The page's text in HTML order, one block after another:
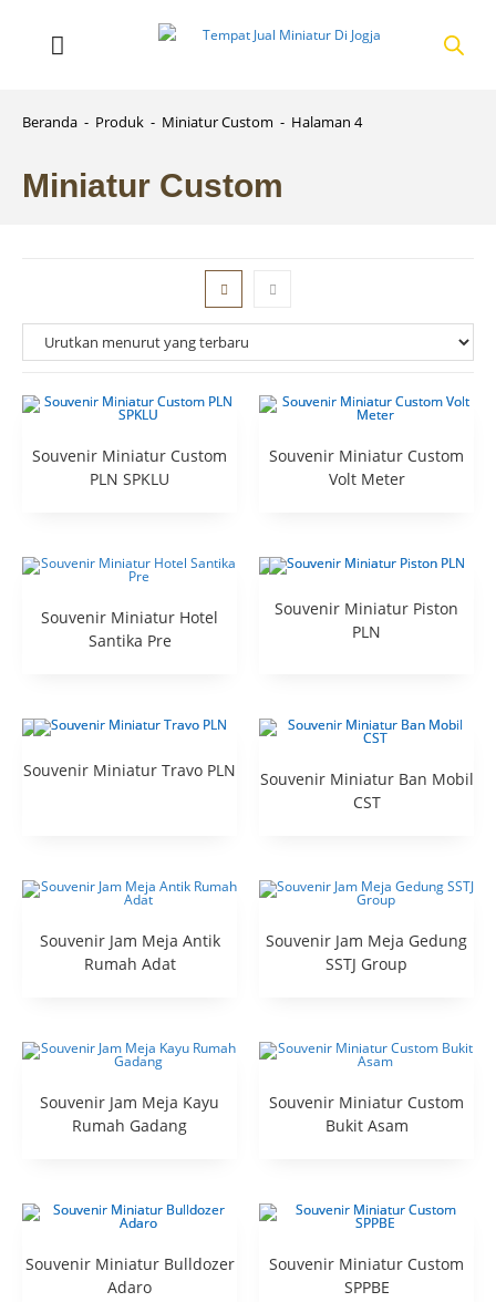
Beranda - Produk - Miniatur Custom - Halaman 4
Miniatur Custom
Souvenir Miniatur Custom
PLN SPKLU
Souvenir Miniatur Custom
Volt Meter
Souvenir Miniatur Hotel
Santika Pre
Souvenir Miniatur Piston
PLN
Souvenir Miniatur Travo PLN
Souvenir Miniatur Ban Mobil
CST
Souvenir Jam Meja Antik
Rumah Adat
Souvenir Jam Meja Gedung
SSTJ Group
Souvenir Jam Meja Kayu
Rumah Gadang
Souvenir Miniatur Custom
Bukit Asam
Souvenir Miniatur Bulldozer
Adaro
Souvenir Miniatur Custom
SPPBE